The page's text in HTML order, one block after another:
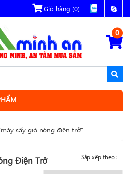
Giỏ hàng (0)
0
sấy gió nóng điện trở”
Điện Trở Sắp xếp theo :